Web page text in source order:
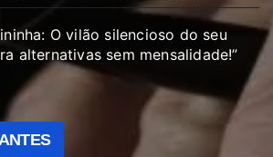
O vilão silencioso do seu
alternativas sem mensalidade!”